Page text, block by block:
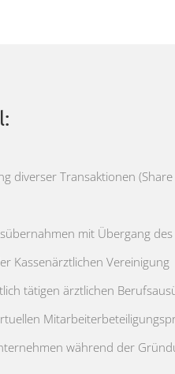
diverser Transaktionen
mit Übergang
Kassenärztlichen Vereinigung
tätigen ärztlichen
während der